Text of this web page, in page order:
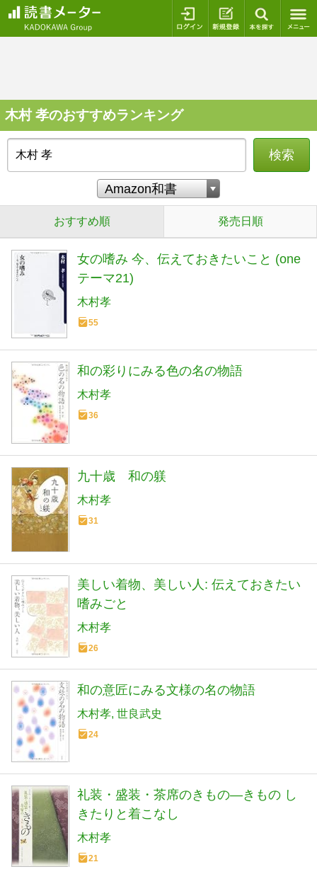
ログイン 新規登録
木村 孝のおすすめランキング
検索
おすすめ順 発売日順
女の嗜み 今、伝えておきたいこと (one
テーマ21)
木村孝
55
和の彩りにみる色の名の物語
木村孝
36
九十歳 和の躾
木村孝
31
美しい着物、美しい人: 伝えておきたい
嗜みごと
木村孝
26
和の意匠にみる文様の名の物語
木村孝 世良武史
24
礼装・盛装・茶席のきもの―きもの し
きたりと着こなし
木村孝
21